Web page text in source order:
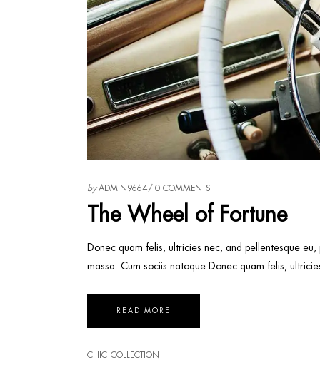
byADMIN9664 0 COMMENTS
The Wheel of Fortune
Donec quam felis, ultricies nec, and pellentesque
massa. Cum sociis natoque Donec quam felis,
READ MORE
CHIC COLLECTION